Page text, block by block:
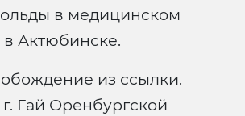
в медицинском
в Актюбинске.
из ссылки.
Гай Оренбургской